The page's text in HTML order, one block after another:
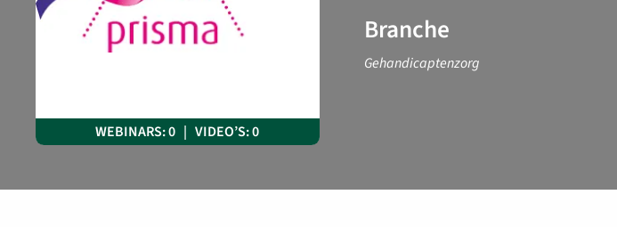
WEBINARS: 0 | VIDEO’S: 0
Branche
Gehandicaptenzorg